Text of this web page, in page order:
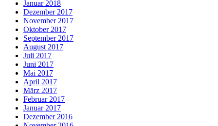
Januar 2018
Dezember 2017
November 2017
Oktober 2017
September 2017
August 2017
Juli 2017
Juni 2017
Mai 2017
April 2017
März 2017
Februar 2017
Januar 2017
Dezember 2016